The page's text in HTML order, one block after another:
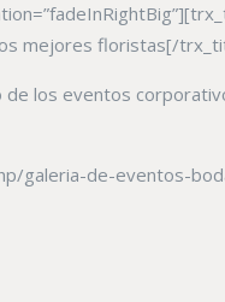
mejores floristas[/
los eventos
galeria-de-eventos-